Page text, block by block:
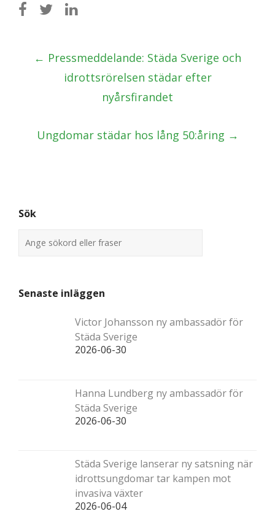
Post
navigation
← Pressmeddelande: Städa Sverige och
idrottsrörelsen städar efter
nyårsfirandet
Ungdomar städar hos lång 50:åring →
Sök
Senaste inläggen
Victor Johansson ny ambassadör för
Städa Sverige
2026-06-30
Hanna Lundberg ny ambassadör för
Städa Sverige
2026-06-30
Städa Sverige lanserar ny satsning när
idrottsungdomar tar kampen mot
invasiva växter
2026-06-04